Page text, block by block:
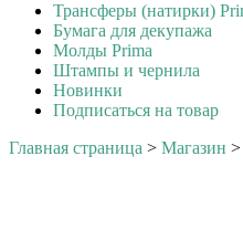
Трансферы (натирки)
Бумага для декупажа
Молды Prima
Штампы и чернила
Новинки
Подписаться на товар
Главная страница > Магазин >